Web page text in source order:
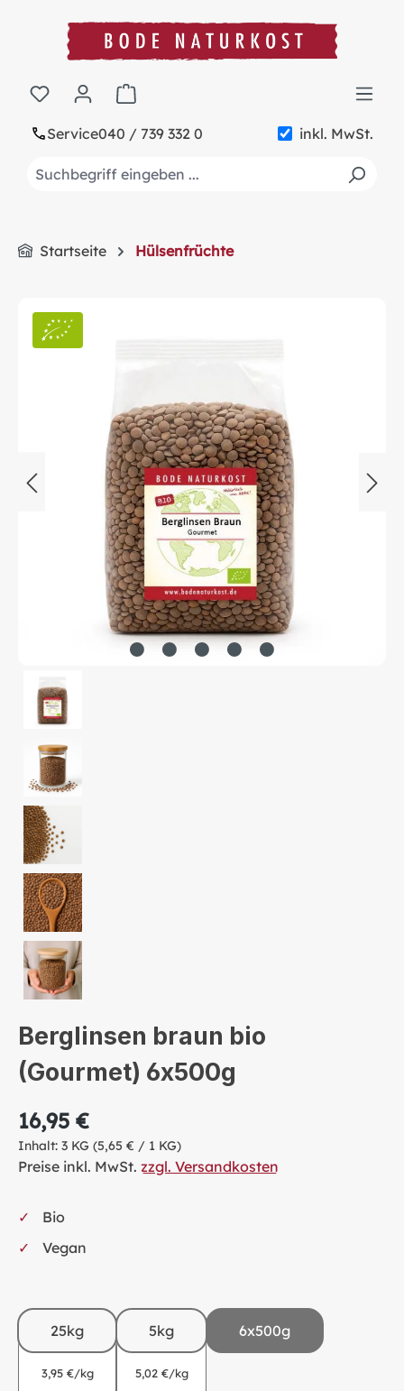
springen
Service040 / 739 332 0 inkl. MwSt.
Warenkorb enthält 0 Positionen. Der
Startseite Hülsenfrüchte
Bildergalerie überspringen
Berglinsen braun bio
(Gourmet) 6x500g
16,95 €
Inhalt: 3 KG (5,65 € / 1 KG)
Preise inkl. MwSt. zzgl. Versandkosten
Bio
Vegan
25kg
3,95 €/kg
5kg
5,02 €/kg
6x500g